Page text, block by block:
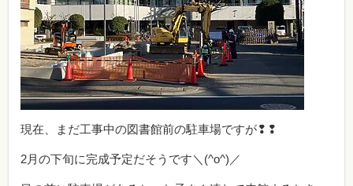
現在、まだ工事中の図書館前の駐車場ですが❢❢
2月の下旬に完成予定だそうです＼(^o^)／